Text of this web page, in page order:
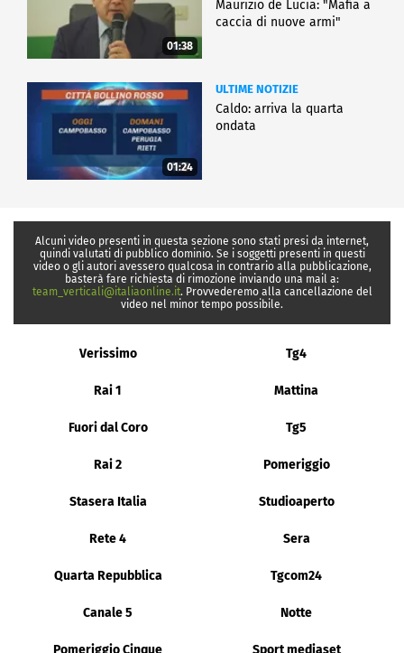
01:38
Maurizio de Lucia: "Mafia a
caccia di nuove armi"
01:24
ULTIME NOTIZIE
Caldo: arriva la quarta
ondata
Alcuni video presenti in questa sezione sono stati presi da internet,
quindi valutati di pubblico dominio. Se i soggetti presenti in questi
video o gli autori avessero qualcosa in contrario alla pubblicazione,
basterà fare richiesta di rimozione inviando una mail a:
team_verticali@italiaonline.it. Provvederemo alla cancellazione del
video nel minor tempo possibile.
Verissimo Tg4
Rai 1 Mattina
Fuori dal Coro Tg5
Rai 2 Pomeriggio
Stasera Italia Studioaperto
Rete 4 Sera
Quarta Repubblica Tgcom24
Canale 5 Notte
Pomeriggio Cinque Sport mediaset